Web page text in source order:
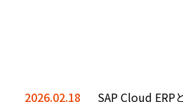
2026.02.18 SAP Cloud ERP